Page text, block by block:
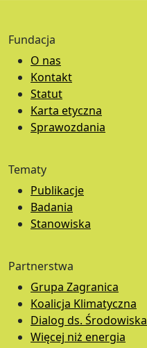
Fundacja
O nas
Kontakt
Statut
Karta etyczna
Sprawozdania
Tematy
Publikacje
Badania
Stanowiska
Partnerstwa
Grupa Zagranica
Koalicja Klimatyczna
Dialog ds. Środowiska
Więcej niż energia